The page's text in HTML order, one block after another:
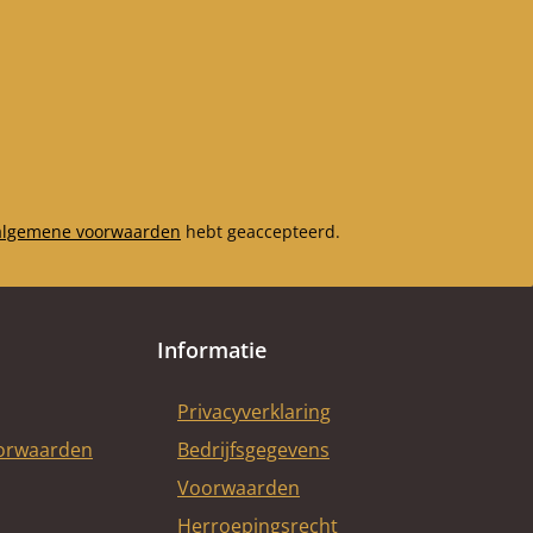
voorwaarden hebt geaccepteerd.
Informatie
Privacyverklaring
Bedrijfsgegevens
Voorwaarden
Herroepingsrecht